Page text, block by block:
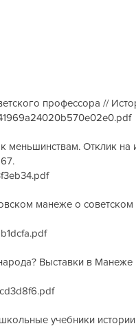
профессора //
Отклик
манеже о советском
Выставки в Манеже
учебники истории